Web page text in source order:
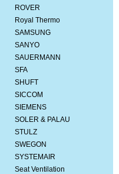
ROVER
Royal Thermo
SAMSUNG
SANYO
SAUERMANN
SFA
SHUFT
SICCOM
SIEMENS
SOLER & PALAU
STULZ
SWEGON
SYSTEMAIR
Seat Ventilation